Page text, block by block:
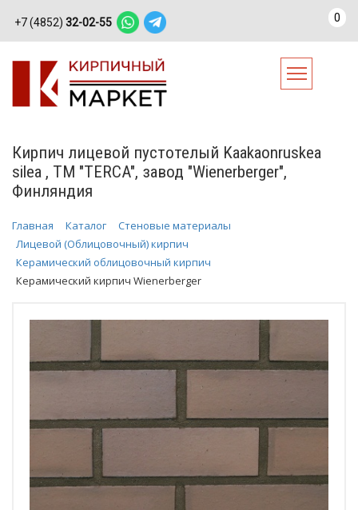
+7 (4852) 32-02-55 0
Кирпич лицевой пустотелый Kaakaonruskea
silea , ТМ "TERCA", завод "Wienerberger",
Финляндия
Главная Каталог
Стеновые материалы
Лицевой (Облицовочный) кирпич
Керамический облицовочный кирпич
Керамический кирпич Wienerberger